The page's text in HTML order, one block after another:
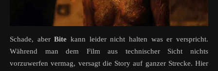
Schade, aberBite kann leider nicht halten was er verspricht.
Während man dem Film aus technischer Sicht nichts
vorzuwerfen vermag, versagt die Story auf ganzer Strecke. Hier